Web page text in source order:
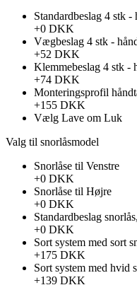
Standardbeslag 4 stk -
+0 DKK
Vægbeslag 4 stk -
+52 DKK
Klemmebeslag 4 stk -
+74 DKK
Monteringsprofil
+155 DKK
Vælg Lave om Luk
Valg til snorlåsmodel
Snorlåse til Venstre
+0 DKK
Snorlåse til Højre
+0 DKK
Standardbeslag
+0 DKK
Sort system med sort
+175 DKK
Sort system med hvid
+139 DKK